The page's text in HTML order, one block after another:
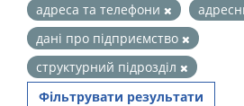
адреса та телефони
дані про підприємство
структурний підрозділ
Фільтрувати результати